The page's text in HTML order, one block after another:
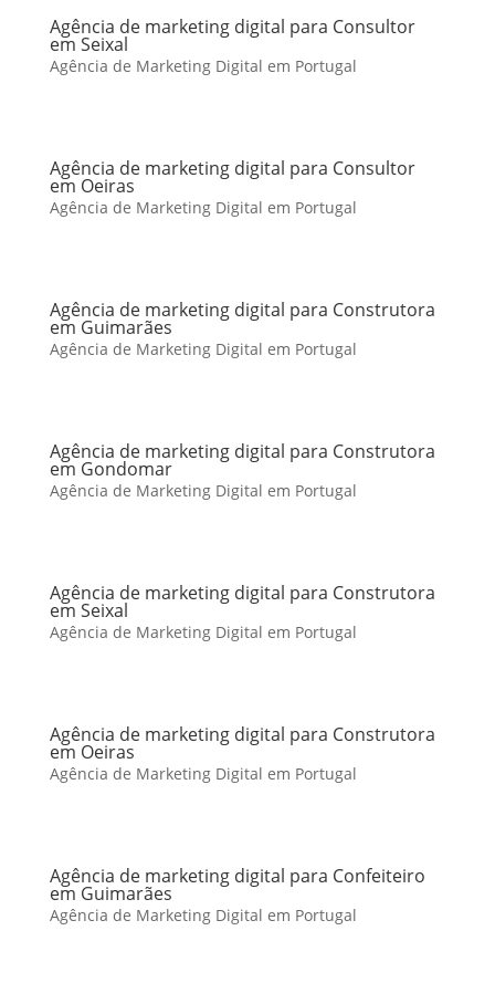
Agência de marketing digital para Consultor
em Seixal
Agência de Marketing Digital em Portugal
Agência de marketing digital para Consultor
em Oeiras
Agência de Marketing Digital em Portugal
Agência de marketing digital para Construtora
em Guimarães
Agência de Marketing Digital em Portugal
Agência de marketing digital para Construtora
em Gondomar
Agência de Marketing Digital em Portugal
Agência de marketing digital para Construtora
em Seixal
Agência de Marketing Digital em Portugal
Agência de marketing digital para Construtora
em Oeiras
Agência de Marketing Digital em Portugal
Agência de marketing digital para Confeiteiro
em Guimarães
Agência de Marketing Digital em Portugal